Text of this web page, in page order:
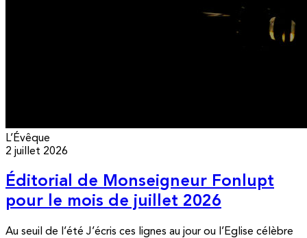
L’Évêque
2 juillet 2026
Éditorial de Monseigneur Fonlupt
pour le mois de juillet 2026
Au seuil de l’été J’écris ces lignes au jour ou l’Eglise célèbre